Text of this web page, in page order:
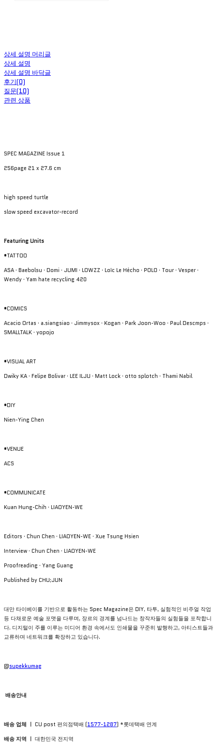
상세 설명 머리글
상세 설명
상세 설명 바닥글
후기(0)
질문(10)
관련 상품
SPEC MAGAZINE Issue 1
256page 21 x 27.6 cm
high speed turtle
slow speed excavator-record
Featuring Units
•TATTOO
ASA · Baebolsu · Domi · JUMI · LOWZZ · Loïc Le Hécho · POLO · Tour · Vesper ·
Wendy · Yam hate recycling 420
•COMICS
Acacio Ortas · a.siangsiao · Jimmysox · Kogan · Park Joon-Woo · Paul Descmps ·
SMALLTALK · yopojo
•VISUAL ART
Dwiky KA · Felipe Bolivar · LEE ILJU · Matt Lock · otto splotch · Thami Nabil
•DIY
Nien-Ying Chen
•VENUE
ACS
•COMMUNICATE
Kuan Hung-Chih · LIAOYEN-WE
Editors · Chun Chen · LIAOYEN-WE · Xue Tsung Hsien
Interview · Chun Chen · LIAOYEN-WE
Proofreading · Yang Guang
Published by CHU;JUN
대만 타이베이를 기반으로 활동하는 Spec Magazine은 DIY, 타투, 실험적인 비주얼 작업
등 다채로운 예술 포맷을 다루며, 장르의 경계를 넘나드는 창작자들의 실험들을 포착합니
다. 디지털이 주를 이루는 미디어 환경 속에서도 인쇄물을 꾸준히 발행하고, 아티스트들과
교류하며 네트워크를 확장하고 있습니다.
@supekkumag
배송안내
배송 업체 ㅣ CU post 편의점택배 (1577-1287) *롯데택배 연계
배송 지역 ㅣ 대한민국 전지역